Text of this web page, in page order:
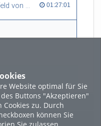
Website optimal für Sie
Buttons "Akzeptieren"
zu. Durch
können Sie
Sie zulassen
Wissenschaft im Spannungsfeld von Freiheit und strategischer Ausrichtung 01:27:01